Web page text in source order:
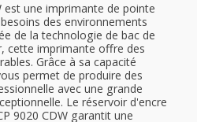
est une imprimante de pointe
des environnements
de la technologie de bac de
cette imprimante offre des
Grâce à sa capacité
permet de produire des
avec une grande
Le réservoir d'encre
9020 CDW garantit une